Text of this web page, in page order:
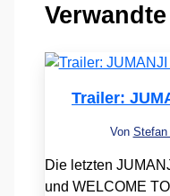
Trailer:
Von Stefan
Die letzten
und WELCOME